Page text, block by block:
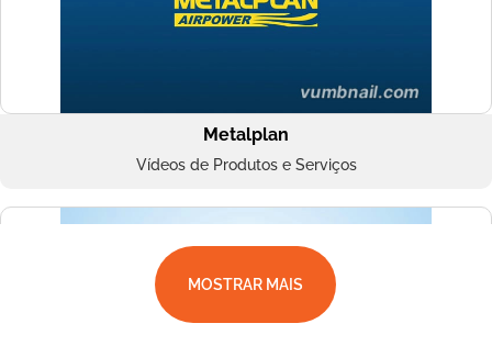
Metalplan
Vídeos de Produtos e Serviços
MOSTRAR MAIS